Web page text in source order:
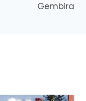
Gembira